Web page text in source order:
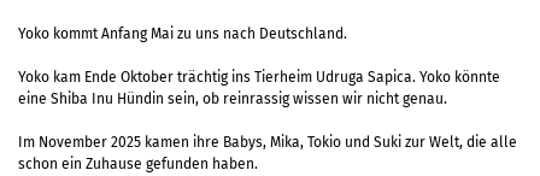
Yoko kommt Anfang Mai zu uns nach Deutschland.
Yoko kam Ende Oktober trächtig ins Tierheim Udruga Sapica. Yoko könnte
eine Shiba Inu Hündin sein, ob reinrassig wissen wir nicht genau.
Im November 2025 kamen ihre Babys, Mika, Tokio und Suki zur Welt, die alle
schon ein Zuhause gefunden haben.